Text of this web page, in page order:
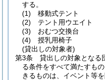
する。
(1)
移動式テント
(2)
テント用ウエイト
(3)
おむつ交換台
(4)
授乳用椅子
(貸出しの対象者)
第3条
貸出しの対象となる
る条件をすべて満たすも
きるものは、イベント等